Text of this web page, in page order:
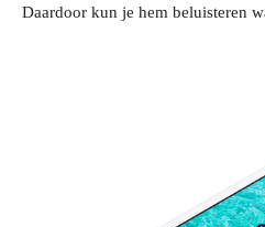
Daardoor kun je hem beluisteren